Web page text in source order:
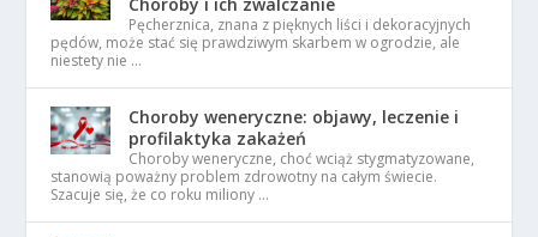
Pęcherznica, znana z pięknych liści i dekoracyjnych
pędów, może stać się prawdziwym skarbem w ogrodzie, ale
niestety nie …
Choroby weneryczne: objawy, leczenie i
profilaktyka zakażeń
Choroby weneryczne, choć wciąż stygmatyzowane,
stanowią poważny problem zdrowotny na całym świecie.
Szacuje się, że co roku miliony …